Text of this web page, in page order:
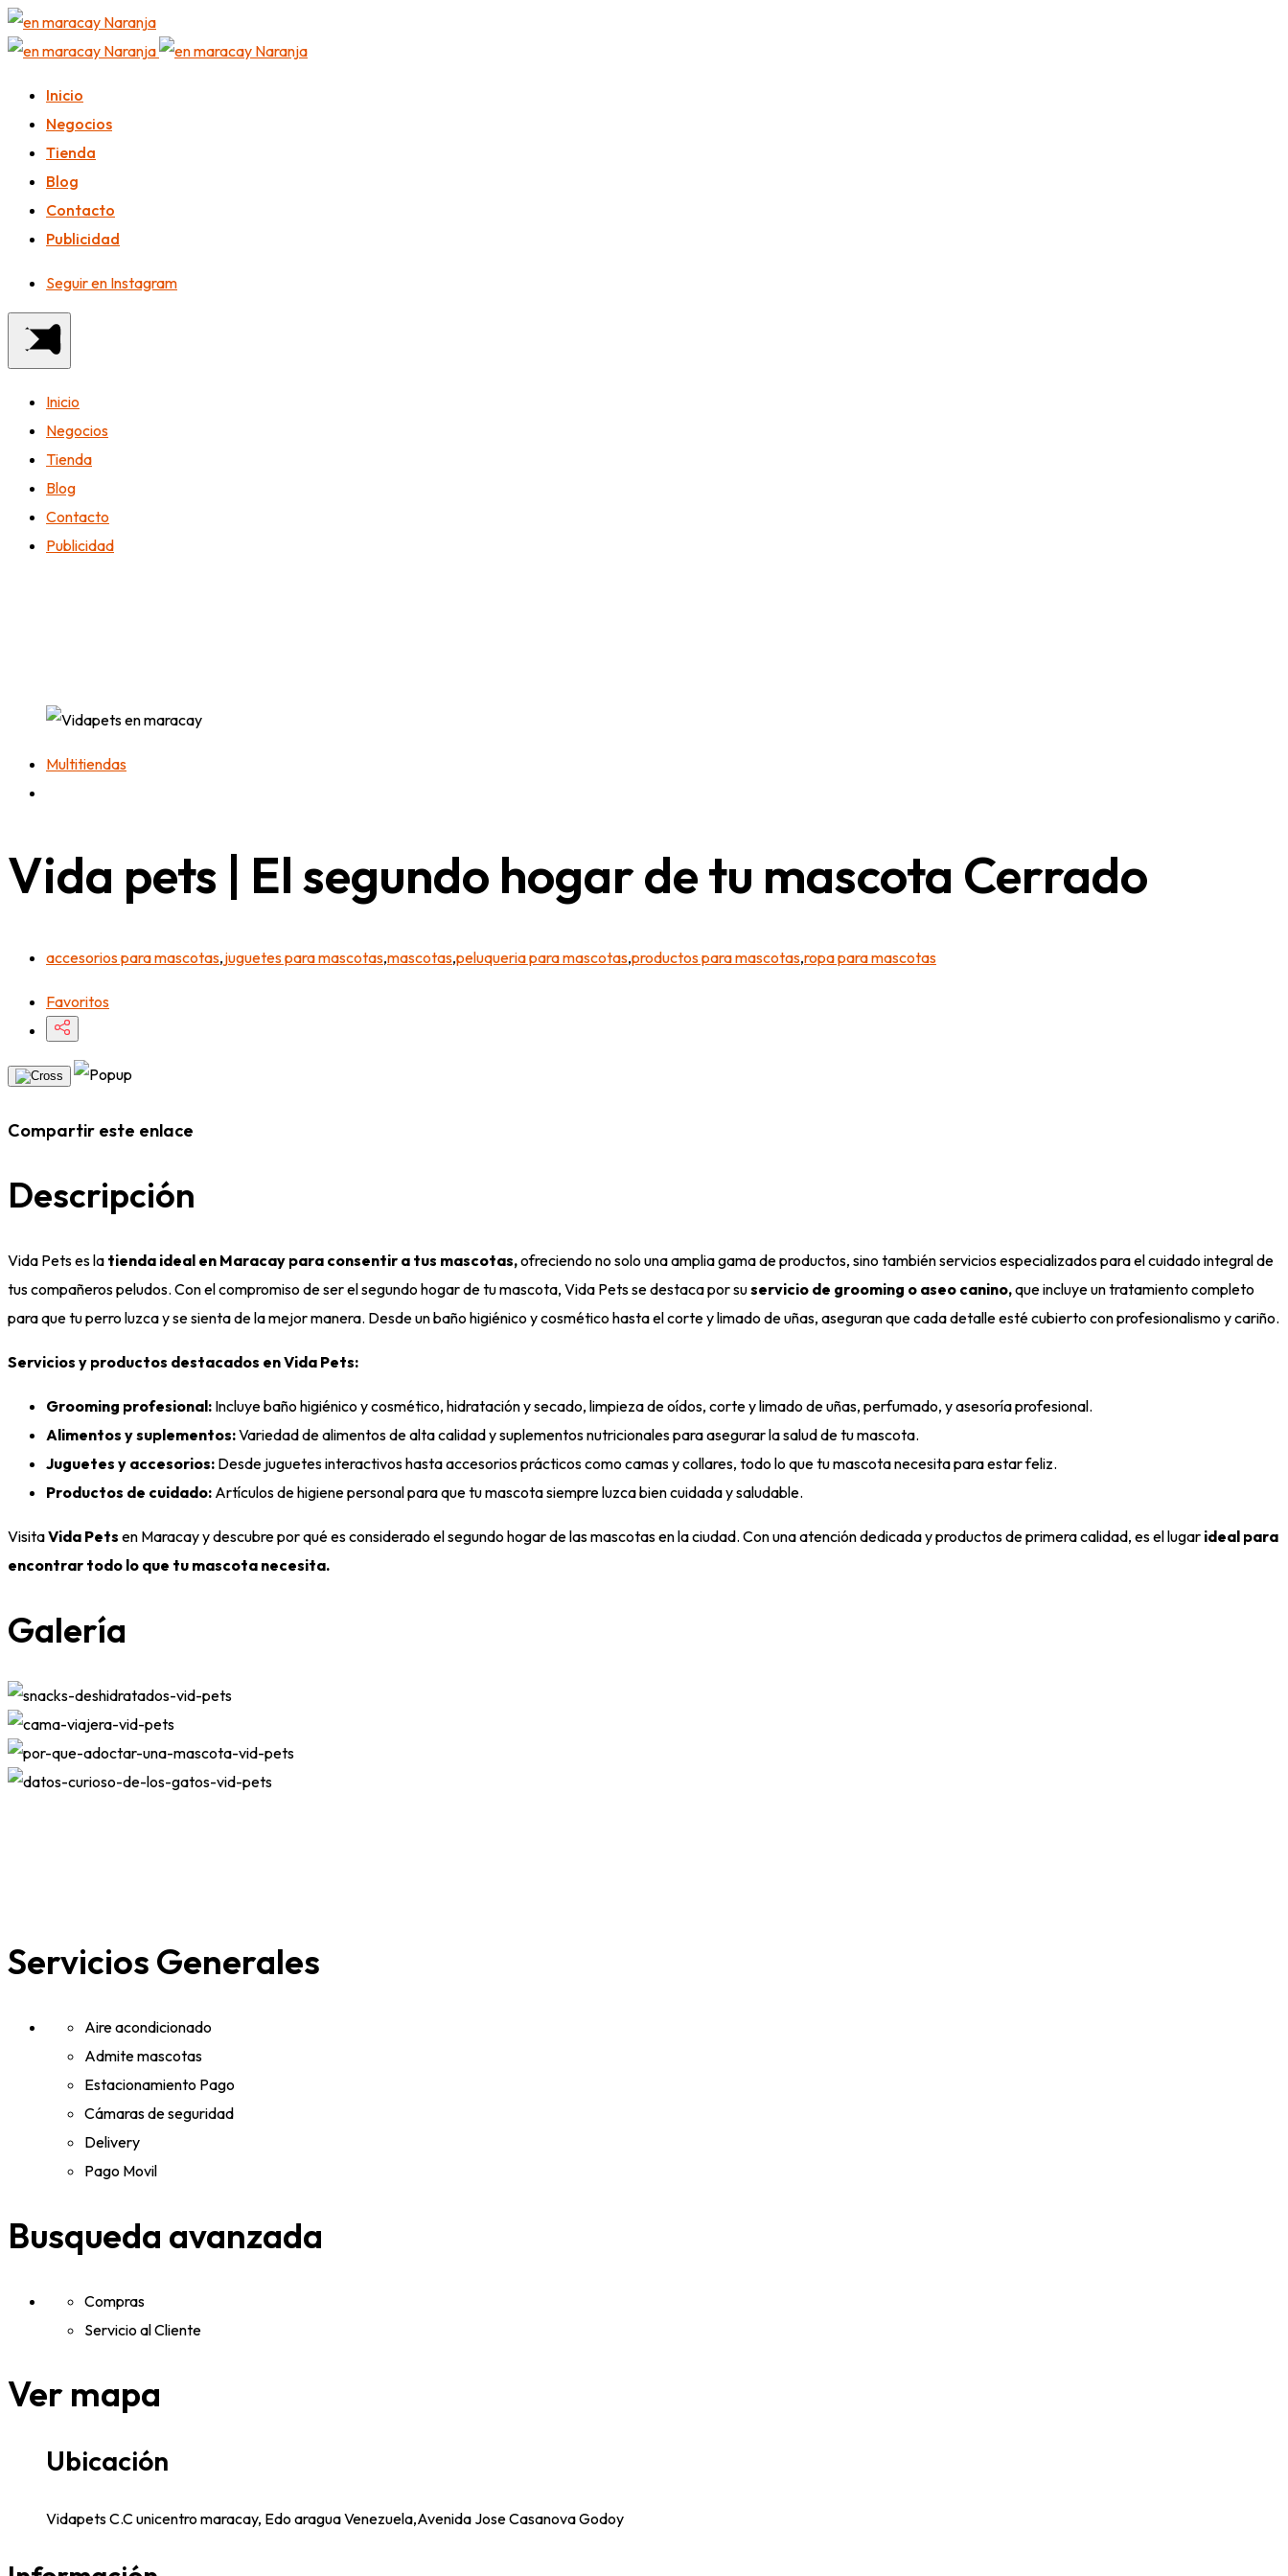
Inicio
Negocios
Tienda
Blog
Contacto
Publicidad
Seguir en Instagram
Inicio
Negocios
Tienda
Blog
Contacto
Publicidad
Multitiendas
Vida pets | El segundo hogar de tu mascota Cerrado
accesorios para mascotas,juguetes para mascotas,mascotas,peluqueria para mascotas,productos para mascotas,ropa para mascotas
Favoritos
Compartir este enlace
Descripción
Vida Pets es la tienda ideal en Maracay para consentir a tus mascotas,ofreciendo no solo una amplia gama de productos, sino también servicios especializados para el cuidado integral de
tus compañeros peludos. Con el compromiso de ser el segundo hogar de tu mascota, Vida Pets se destaca por suservicio de grooming o aseo canino,que incluye un tratamiento completo
para que tu perro luzca y se sienta de la mejor manera. Desde un baño higiénico y cosmético hasta el corte y limado de uñas, aseguran que cada detalle esté cubierto con profesionalismo y cariño.
Servicios y productos destacados en Vida Pets:
Grooming profesional: Incluye baño higiénico y cosmético, hidratación y secado, limpieza de oídos, corte y limado de uñas, perfumado, y asesoría profesional.
Alimentos y suplementos:Variedad de alimentos de alta calidad y suplementos nutricionales para asegurar la salud de tu mascota.
Juguetes y accesorios: Desde juguetes interactivos hasta accesorios prácticos como camas y collares, todo lo que tu mascota necesita para estar feliz.
Productos de cuidado: Artículos de higiene personal para que tu mascota siempre luzca bien cuidada y saludable.
VisitaVida Pets en Maracay y descubre por qué es considerado el segundo hogar de las mascotas en la ciudad. Con una atención dedicada y productos de primera calidad, es el lugar ideal para
encontrar todo lo que tu mascota necesita.
Galería
Servicios Generales
Aire acondicionado
Admite mascotas
Estacionamiento Pago
Cámaras de seguridad
Delivery
Pago Movil
Busqueda avanzada
Compras
Servicio al Cliente
Ver mapa
Ubicación
Vidapets C.C unicentro maracay, Edo aragua Venezuela,Avenida Jose Casanova Godoy